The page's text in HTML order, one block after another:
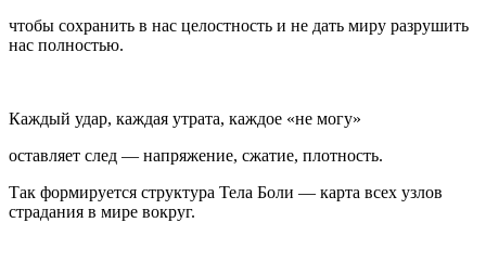
чтобы сохранить в нас целостность и не дать миру разрушить
нас полностью.
Каждый удар, каждая утрата, каждое «не могу»
оставляет след — напряжение, сжатие, плотность.
Так формируется структура Тела Боли — карта всех узлов
страдания в мире вокруг.